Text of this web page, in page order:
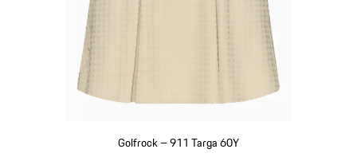
Golfrock – 911 Targa 60Y